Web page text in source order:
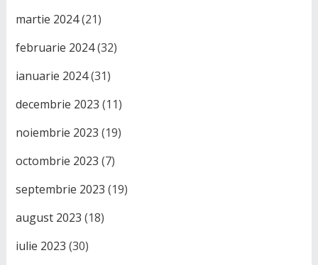
martie 2024(21)
februarie 2024(32)
ianuarie 2024(31)
decembrie 2023 (11)
noiembrie 2023 (19)
octombrie 2023 (7)
septembrie 2023 (19)
august 2023 (18)
iulie 2023 (30)